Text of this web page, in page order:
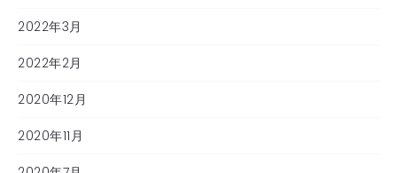
2022年3月
2022年2月
2020年12月
2020年11月